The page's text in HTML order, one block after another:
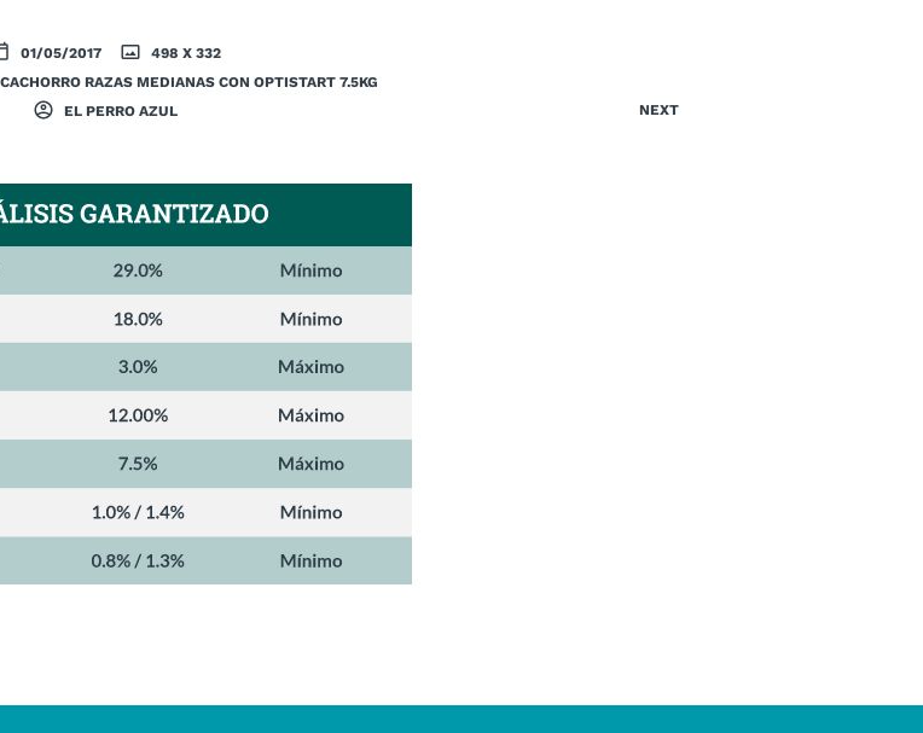
01/05/2017
498 X 332
RAZAS MEDIANAS CON OPTISTART 7.5KG
EL PERRO AZUL
NEXT